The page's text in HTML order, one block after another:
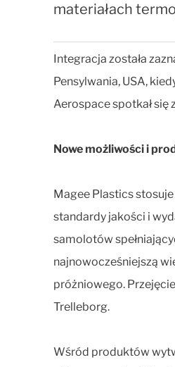
materiałach
Integracja została
Pensylwania, USA,
Aerospace spotkał
Nowe możliwości i
Magee Plastics
standardy jakości i
samolotów
najnowocześniejszą
próżniowego.
Trelleborg.
Wśród produktów